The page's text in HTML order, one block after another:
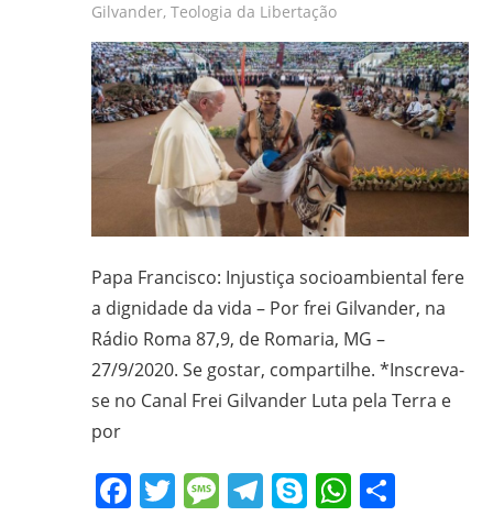
Gilvander, Teologia da Libertação
Papa Francisco: Injustiça socioambiental fere
a dignidade da vida – Por frei Gilvander, na
Rádio Roma 87,9, de Romaria, MG –
27/9/2020. Se gostar, compartilhe. *Inscreva-
se no Canal Frei Gilvander Luta pela Terra e
por
Facebook
Twitter
Message
Telegram
SkypeShare